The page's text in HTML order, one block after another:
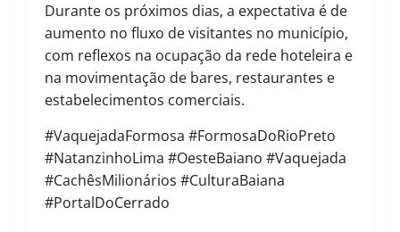
Durante os próximos dias, a expectativa é de
aumento no fluxo de visitantes no município,
com reflexos na ocupação da rede hoteleira e
na movimentação de bares, restaurantes e
estabelecimentos comerciais.
#VaquejadaFormosa #FormosaDoRioPreto
#NatanzinhoLima #OesteBaiano #Vaquejada
#CachêsMilionários #CulturaBaiana
#PortalDoCerrado